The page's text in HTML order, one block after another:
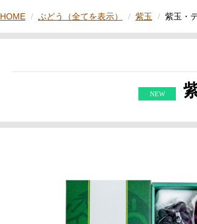
HOME ぶどう（全てを表示） 紫玉 紫玉・